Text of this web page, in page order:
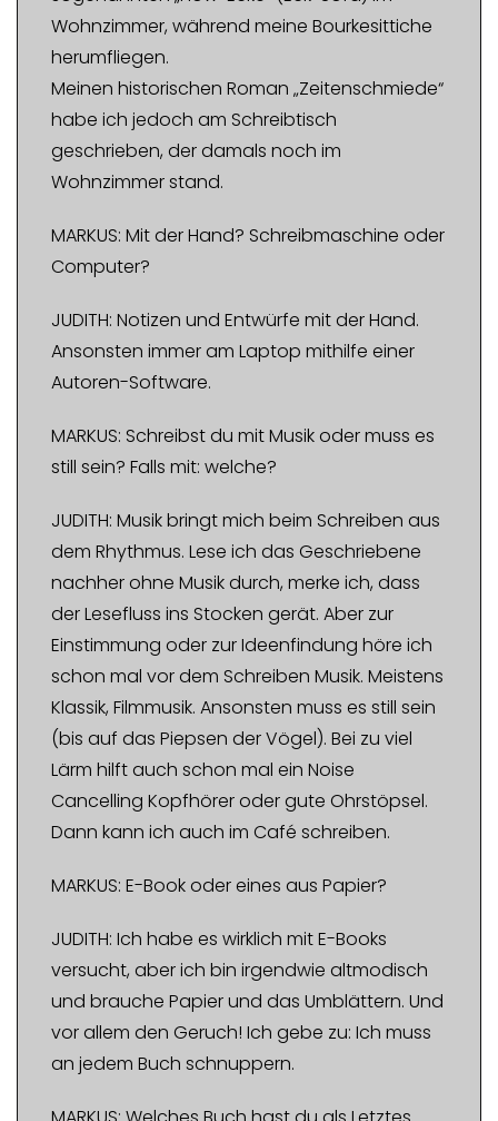
Wohnzimmer, während meine Bourkesittiche
herumfliegen.
Meinen historischen Roman „Zeitenschmiede“
habe ich jedoch am Schreibtisch
geschrieben, der damals noch im
Wohnzimmer stand.
MARKUS: Mit der Hand? Schreibmaschine oder
Computer?
JUDITH: Notizen und Entwürfe mit der Hand.
Ansonsten immer am Laptop mithilfe einer
Autoren-Software.
MARKUS: Schreibst du mit Musik oder muss es
still sein? Falls mit: welche?
JUDITH: Musik bringt mich beim Schreiben aus
dem Rhythmus. Lese ich das Geschriebene
nachher ohne Musik durch, merke ich, dass
der Lesefluss ins Stocken gerät. Aber zur
Einstimmung oder zur Ideenfindung höre ich
schon mal vor dem Schreiben Musik. Meistens
Klassik, Filmmusik. Ansonsten muss es still sein
(bis auf das Piepsen der Vögel). Bei zu viel
Lärm hilft auch schon mal ein Noise
Cancelling Kopfhörer oder gute Ohrstöpsel.
Dann kann ich auch im Café schreiben.
MARKUS: E-Book oder eines aus Papier?
JUDITH: Ich habe es wirklich mit E-Books
versucht, aber ich bin irgendwie altmodisch
und brauche Papier und das Umblättern. Und
vor allem den Geruch! Ich gebe zu: Ich muss
an jedem Buch schnuppern.